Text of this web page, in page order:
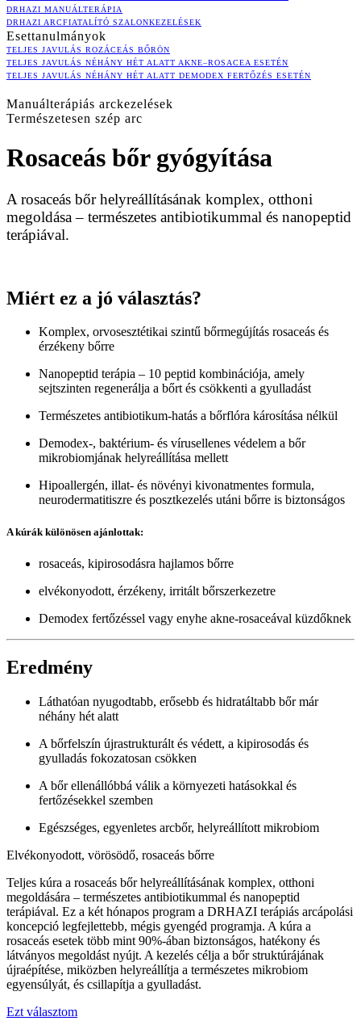
DRHAZI MANUÁLTERÁPIA
DRHAZI ARCFIATALÍTÓ SZALONKEZELÉSEK
Esettanulmányok
TELJES JAVULÁS ROZÁCEÁS BŐRÖN
TELJES JAVULÁS NÉHÁNY HÉT ALATT AKNE–ROSACEA ESETÉN
TELJES JAVULÁS NÉHÁNY HÉT ALATT DEMODEX FERTŐZÉS ESETÉN
Manuálterápiás arckezelések
Természetesen szép arc
Rosaceás bőr gyógyítása
A rosaceás bőr helyreállításának komplex, otthoni
megoldása – természetes antibiotikummal és nanopeptid
terápiával.
Miért ez a jó választás?
Komplex, orvosesztétikai szintű bőrmegújítás rosaceás és
érzékeny bőrre
Nanopeptid terápia – 10 peptid kombinációja, amely
sejtszinten regenerálja a bőrt és csökkenti a gyulladást
Természetes antibiotikum-hatás a bőrflóra károsítása nélkül
Demodex-, baktérium- és vírusellenes védelem a bőr
mikrobiomjának helyreállítása mellett
Hipoallergén, illat- és növényi kivonatmentes formula,
neurodermatitiszre és posztkezelés utáni bőrre is biztonságos
A kúrák különösen ajánlottak:
rosaceás, kipirosodásra hajlamos bőrre
elvékonyodott, érzékeny, irritált bőrszerkezetre
Demodex fertőzéssel vagy enyhe akne-rosaceával küzdőknek
Eredmény
Láthatóan nyugodtabb, erősebb és hidratáltabb bőr már
néhány hét alatt
A bőrfelszín újrastrukturált és védett, a kipirosodás és
gyulladás fokozatosan csökken
A bőr ellenállóbbá válik a környezeti hatásokkal és
fertőzésekkel szemben
Egészséges, egyenletes arcbőr, helyreállított mikrobiom
Elvékonyodott, vörösödő, rosaceás bőrre
Teljes kúra a rosaceás bőr helyreállításának komplex, otthoni
megoldására – természetes antibiotikummal és nanopeptid
terápiával. Ez a két hónapos program a DRHAZI terápiás arcápolási
koncepció legfejlettebb, mégis gyengéd programja. A kúra a
rosaceás esetek több mint 90%-ában biztonságos, hatékony és
látványos megoldást nyújt. A kezelés célja a bőr struktúrájának
újraépítése, miközben helyreállítja a természetes mikrobiom
egyensúlyát, és csillapítja a gyulladást.
Ezt választom